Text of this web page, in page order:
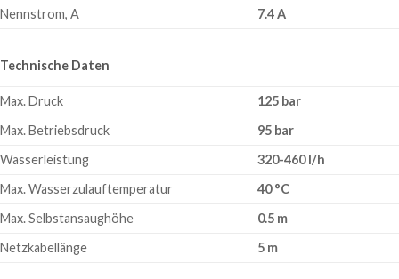
Nennstrom, A
7.4 A
Technische Daten
Max. Druck
125 bar
Max. Betriebsdruck
95 bar
Wasserleistung
320-460 l/h
Max. Wasserzulauftemperatur
40 °C
Max. Selbstansaughöhe
0.5 m
Netzkabellänge
5 m